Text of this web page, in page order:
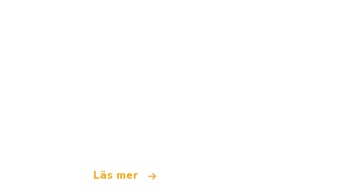
Läs mer